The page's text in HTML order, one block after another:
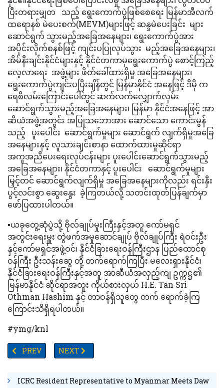
ပြီးတရားမျှတ သည့် ရွေးကောက်ပွဲဖြစ်စေရေး မြန်မာအီလက်
ထရောနစ် မဲပေးစက်(MEVM)များဖြင့် ဆန္ဒမဲပေးခြင်း များ
ဆောင်ရွက် သွားမည့်အခြေအနေများ၊ ရွေးကောက်ပွဲအား
အပိုင်းလိုက်စနစ်ဖြင့် ကျင်းပပြုလုပ်သွား မည့်အခြေအနေများ၊
အိမ်နီးချင်းနိုင်ငံများနှင့် နိုင်ငံတကာမှရွေးကောက်ပွဲ စောင့်ကြည့်
လေ့လာရေး အဖွဲ့များ ဖိတ်ခေါ်ထားရှိမှု အခြေအနေများ၊
ရွေးကောက်ပွဲကျင်းပပြီးချိန်တွင် မြန်မာနိုင်ငံ အနေဖြင့် ဒီမို က
ရေစီလမ်းကြောင်းပေါ်တွင် ဆက်လက်လျှောက်လှမ်း
ဆောင်ရွက်သွားမည့်အခြေအနေများ၊ မြန်မာ နိုင်ငံအနေဖြင့် အာ
ဆီယံအဖွဲ့အတွင်း အပြုသဘောအား ဆောင်သော ကောင်းမွန်
သည့် ပူးပေါင်း ဆောင်ရွက်မှုများ ဆောင်ရွက် လျက်ရှိမှုအခြေ
အနေများနှင့် လူသားချင်းစာနာ ထောက်ထားမှုဆိုင်ရာ
အကူအညီပေးရေးလုပ်ငန်းများ ပူးပေါင်းဆောင်ရွက်သွားမည့်
အခြေအနေများ၊ နိုင်ငံတကာနှင့် ပူးပေါင်း ဆောင်ရွက်မှုများ
မြှင့်တင် ဆောင်ရွက်လျက်ရှိမှု အခြေအနေများကိုလည်း ရင်းနှီး
ပွင့်လင်းစွာ ဆွေးနွေး ခဲ့ကြတယ်လို့ သတင်းထုတ်ပြန်ချက်မှာ
ဖော်ပြထားပါတယ်။
▪️ယခုတွေ့ဆုံပွဲသို့ ဗိုလ်ချုပ်မှုးကြီးနှင့်အတူ ကော်မရှင်
အတွင်းရေးမှူး တွဲဖက်အမှုဆောင်ချုပ် ဗိုလ်ချုပ်ကြီး ရဲဝင်းဦး
နှင့်ကော်မရှင်အဖွဲ့ဝင်၊ နိုင်ငံခြားရေးဝန်ကြီးဌာန ပြည်ထောင်စု
ဝန်ကြီး ဦးသန်းဆွေ တို့ တက်ရောက်ကြပြီး မလေးရှားနိုင်ငံ၊
နိုင်ငံခြားရေးဝန်ကြီးနှင့်အတူ အာဆီယံအလှည့်ကျ ဥက္ကဋ္ဌ၏
မြန်မာနိုင်ငံ ဆိုင်ရာအထူး ကိုယ်စားလှယ် H.E. Tan Sri
Othman Hashim နှင့် တာဝန်ရှိသူတွေ တက် ရောက်ခဲ့ကြ
ကြောင်းသိရှိရပါတယ်။
#ymg/knl
PREVIOUS ARTICLE: အင်အား ရစ်(ခ်)တာစကေး (၇.၄) အဆင့်ရှိ
PREV NEXT ARTICLE: ဒလမြို့ရှိအိမ်ခြံမြေဈေးများ တရိပ်
NEXT
ICRC Resident Representative to Myanmar Meets Daw